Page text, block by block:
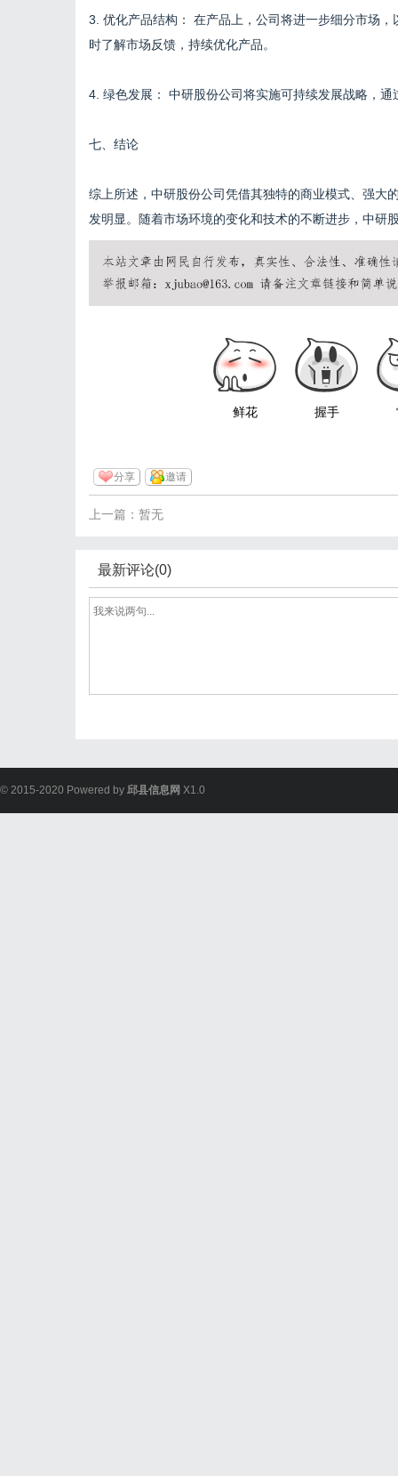
3. 优化产品结构： 在产品上，公司将进一步细分市场
时了解市场反馈，持续优化产品。
4. 绿色发展： 中研股份公司将实施可持续发展战略，
七、结论
综上所述，中研股份公司凭借其独特的商业模式、强大
发明显。随着市场环境的变化和技术的不断进步，中研
鲜花 握手
分享 邀请
上一篇：暂无
最新评论(0)
© 2015-2020 Powered by 邱县信息网 X1.0